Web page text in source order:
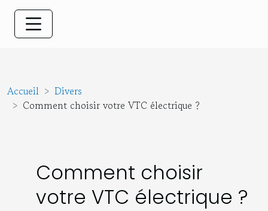
Accueil
Divers
Comment choisir votre VTC électrique ?
Comment choisir
votre VTC électrique ?